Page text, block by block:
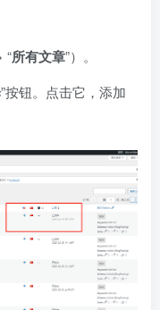
“所有文章”）。
”按钮。点击它，添加